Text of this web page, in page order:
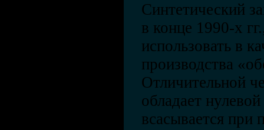
Синтетический
в конце 1990-х
использовать в
производства
Отличительной
обладает
всасывается при